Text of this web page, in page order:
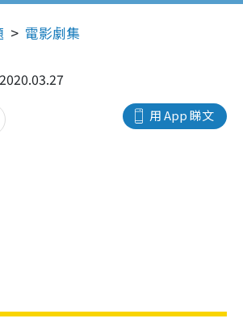
電影劇集
2020.03.27
用 App 睇文